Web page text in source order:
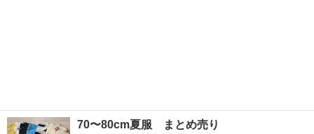
70〜80cm夏服 まとめ売り